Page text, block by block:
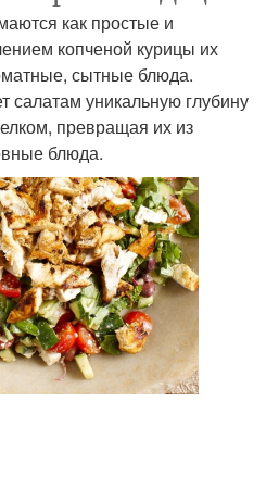
как простые и
копченой курицы их
сытные блюда.
салатам уникальную глубину
превращая их из
блюда.